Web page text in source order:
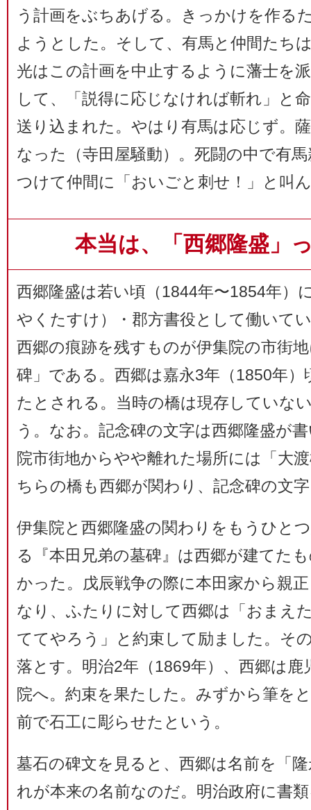
う計画をぶちあげる。きっかけを作る
ようとした。そして、有馬と仲間たち
光はこの計画を中止するように藩士を
して、「説得に応じなければ斬れ」と
送り込まれた。やはり有馬は応じず。
なった（寺田屋騒動）。死闘の中で有
つけて仲間に「おいごと刺せ！」と叫
本当は、「西郷隆盛」
西郷隆盛は若い頃（1844年〜1854年）
やくたすけ）・郡方書役として働いて
西郷の痕跡を残すものが伊集院の市街
碑」である。西郷は嘉永3年（1850年
たとされる。当時の橋は現存していな
う。なお。記念碑の文字は西郷隆盛が
院市街地からやや離れた場所には「大
ちらの橋も西郷が関わり、記念碑の文
伊集院と西郷隆盛の関わりをもうひと
る『本田兄弟の墓碑』は西郷が建てた
かった。戊辰戦争の際に本田家から親
なり、ふたりに対して西郷は「おまえ
ててやろう」と約束して励ました。そ
落とす。明治2年（1869年）、西郷は
院へ。約束を果たした。みずから筆を
前で石工に彫らせたという。
墓石の碑文を見ると、西郷は名前を「
れが本来の名前なのだ。明治政府に書